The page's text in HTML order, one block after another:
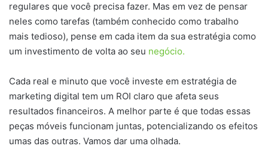
regulares que você precisa fazer. Mas em vez de pensar
neles como tarefas (também conhecido como trabalho
mais tedioso), pense em cada item da sua estratégia como
um investimento de volta ao seu negócio.
Cada real e minuto que você investe em estratégia de
marketing digital tem um ROI claro que afeta seus
resultados financeiros. A melhor parte é que todas essas
peças móveis funcionam juntas, potencializando os efeitos
umas das outras. Vamos dar uma olhada.